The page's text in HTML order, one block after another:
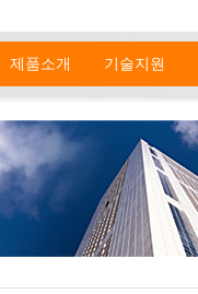
제품소개 기술지원